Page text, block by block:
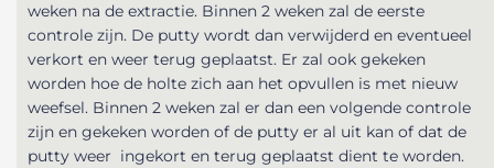
weken na de extractie. Binnen 2 weken zal de eerste
controle zijn. De putty wordt dan verwijderd en eventueel
verkort en weer terug geplaatst. Er zal ook gekeken
worden hoe de holte zich aan het opvullen is met nieuw
weefsel. Binnen 2 weken zal er dan een volgende controle
zijn en gekeken worden of de putty er al uit kan of dat de
putty weer ingekort en terug geplaatst dient te worden.